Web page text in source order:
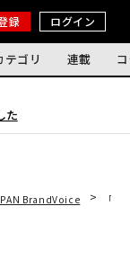
録 ログイン
テゴリ 連載
た
BrandVoice 「